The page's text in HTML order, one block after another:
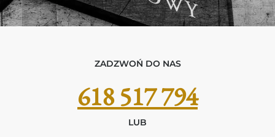
ZADZWOŃ DO NAS
618 517 794
LUB